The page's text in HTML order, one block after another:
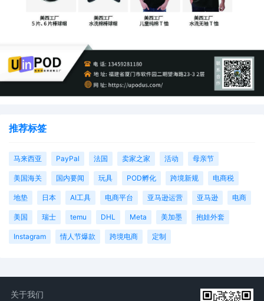
推荐标签
马来西亚 PayPal 法国 卖家之家 活动 母亲节
美国海关 国内要闻 玩具 POD孵化 跨境新规 电商税
地垫 日本 AI工具 电商平台 亚马逊运营 亚马逊 电商
美国 瑞士 temu DHL Meta 美加墨 抱娃外套
Instagram 情人节爆款 跨境电商 定制
关于我们